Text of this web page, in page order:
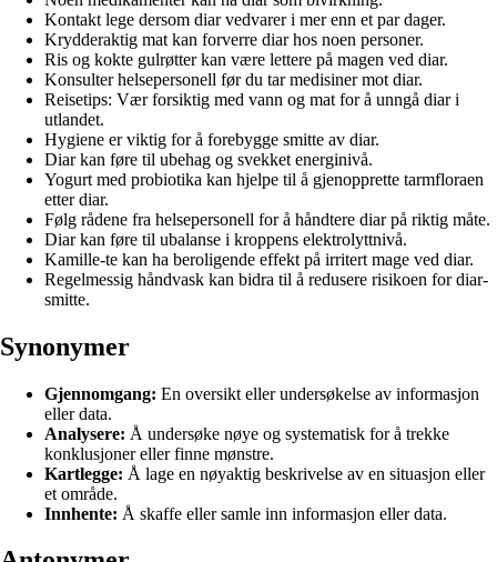
Kontakt lege dersom diar vedvarer i mer enn et par dager.
Krydderaktig mat kan forverre diar hos noen personer.
Ris og kokte gulrøtter kan være lettere på magen ved diar.
Konsulter helsepersonell før du tar medisiner mot diar.
Reisetips: Vær forsiktig med vann og mat for å unngå diar i
utlandet.
Hygiene er viktig for å forebygge smitte av diar.
Diar kan føre til ubehag og svekket energinivå.
Yogurt med probiotika kan hjelpe til å gjenopprette tarmfloraen
etter diar.
Følg rådene fra helsepersonell for å håndtere diar på riktig måte.
Diar kan føre til ubalanse i kroppens elektrolyttnivå.
Kamille-te kan ha beroligende effekt på irritert mage ved diar.
Regelmessig håndvask kan bidra til å redusere risikoen for diar-
smitte.
Synonymer
Gjennomgang: En oversikt eller undersøkelse av informasjon
eller data.
Analysere: Å undersøke nøye og systematisk for å trekke
konklusjoner eller finne mønstre.
Kartlegge: Å lage en nøyaktig beskrivelse av en situasjon eller
et område.
Innhente: Å skaffe eller samle inn informasjon eller data.